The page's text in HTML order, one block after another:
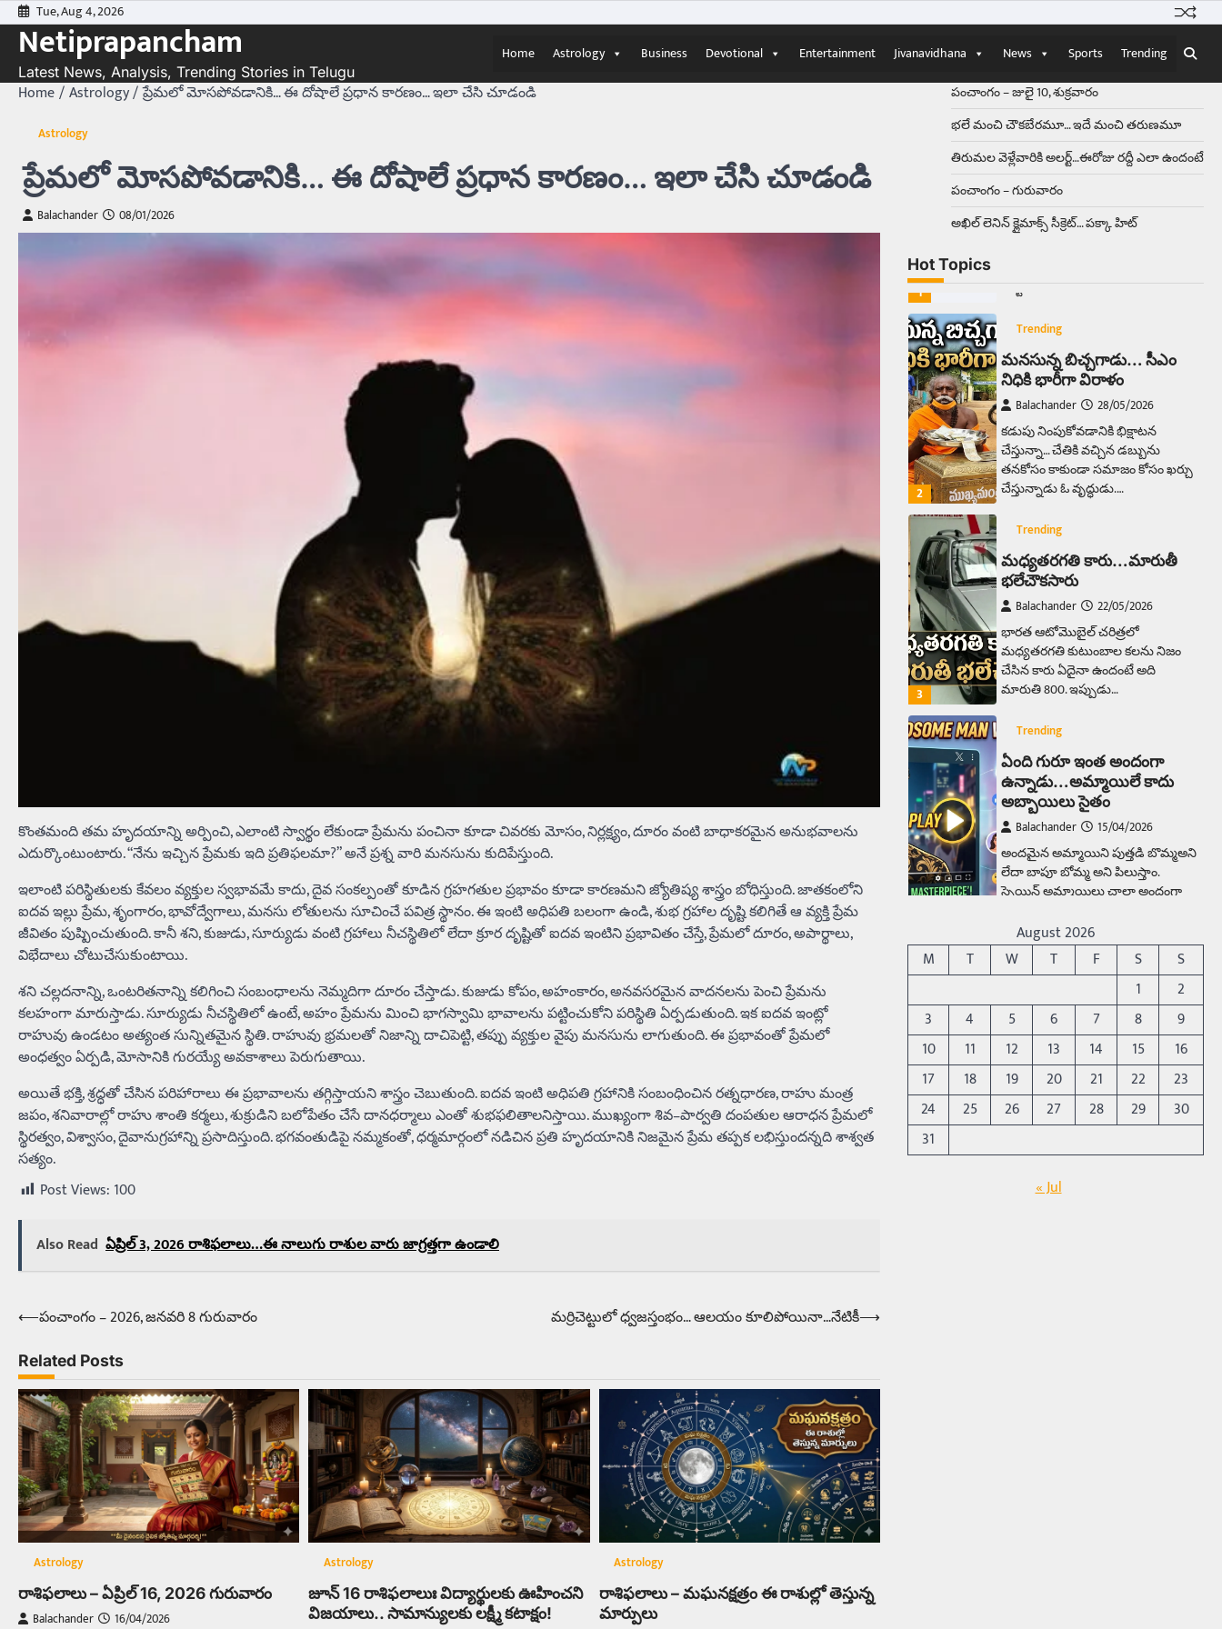
Skip
to
content
Tue, Aug 4, 2026
Netiprapancham
Latest News, Analysis, Trending Stories in Telugu
Home Astrology Business Devotional Entertainment Jivanavidhana News Sports Trending
Home Astrology ప్రేమలో మోసపోవడానికి… ఈ దోషాలే ప్రధాన కారణం… ఇలా చేసి చూడండి
Astrology
ప్రేమలో మోసపోవడానికి… ఈ దోషాలే ప్రధాన కారణం… ఇలా చేసి చూడండి
Balachander 08/01/2026
కొంతమంది తమ హృదయాన్ని అర్పించి, ఎలాంటి స్వార్థం లేకుండా ప్రేమను పంచినా కూడా చివరకు మోసం, నిర్లక్ష్యం, దూరం వంటి బాధాకరమైన అనుభవాలను
ఎదుర్కొంటుంటారు. “నేను ఇచ్చిన ప్రేమకు ఇది ప్రతిఫలమా?” అనే ప్రశ్న వారి మనసును కుదిపేస్తుంది.
ఇలాంటి పరిస్థితులకు కేవలం వ్యక్తుల స్వభావమే కాదు, దైవ సంకల్పంతో కూడిన గ్రహగతుల ప్రభావం కూడా కారణమని జ్యోతిష్య శాస్త్రం బోధిస్తుంది. జాతకంలోని
ఐదవ ఇల్లు ప్రేమ, శృంగారం, భావోద్వేగాలు, మనసు లోతులను సూచించే పవిత్ర స్థానం. ఈ ఇంటి అధిపతి బలంగా ఉండి, శుభ గ్రహాల దృష్టి కలిగితే ఆ వ్యక్తి ప్రేమ
జీవితం పుష్పించుతుంది. కానీ శని, కుజుడు, సూర్యుడు వంటి గ్రహాలు నీచస్థితిలో లేదా క్రూర దృష్టితో ఐదవ ఇంటిని ప్రభావితం చేస్తే, ప్రేమలో దూరం, అపార్థాలు,
విభేదాలు చోటుచేసుకుంటాయి.
శని చల్లదనాన్ని, ఒంటరితనాన్ని కలిగించి సంబంధాలను నెమ్మదిగా దూరం చేస్తాడు. కుజుడు కోపం, అహంకారం, అనవసరమైన వాదనలను పెంచి ప్రేమను
కలహంగా మారుస్తాడు. సూర్యుడు నీచస్థితిలో ఉంటే, అహం ప్రేమను మించి భాగస్వామి భావాలను పట్టించుకోని పరిస్థితి ఏర్పడుతుంది. ఇక ఐదవ ఇంట్లో
రాహువు ఉండటం అత్యంత సున్నితమైన స్థితి. రాహువు భ్రమలతో నిజాన్ని దాచిపెట్టి, తప్పు వ్యక్తుల వైపు మనసును లాగుతుంది. ఈ ప్రభావంతో ప్రేమలో
అంధత్వం ఏర్పడి, మోసానికి గురయ్యే అవకాశాలు పెరుగుతాయి.
అయితే భక్తి, శ్రద్ధతో చేసిన పరిహారాలు ఈ ప్రభావాలను తగ్గిస్తాయని శాస్త్రం చెబుతుంది. ఐదవ ఇంటి అధిపతి గ్రహానికి సంబంధించిన రత్నధారణ, రాహు మంత్ర
జపం, శనివారాల్లో రాహు శాంతి కర్మలు, శుక్రుడిని బలోపేతం చేసే దానధర్మాలు ఎంతో శుభఫలితాలనిస్తాయి. ముఖ్యంగా శివ–పార్వతి దంపతుల ఆరాధన ప్రేమలో
స్థిరత్వం, విశ్వాసం, దైవానుగ్రహాన్ని ప్రసాదిస్తుంది. భగవంతుడిపై నమ్మకంతో, ధర్మమార్గంలో నడిచిన ప్రతి హృదయానికి నిజమైన ప్రేమ తప్పక లభిస్తుందన్నది శాశ్వత
సత్యం.
Post Views: 100
Also Read ఏప్రిల్‌ 3, 2026 రాశిఫలాలు…ఈ నాలుగు రాశుల వారు జాగ్రత్తగా ఉండాలి
Post
navigation
⟵పంచాంగం – 2026, జనవరి 8 గురువారం మర్రిచెట్టులో ధ్వజస్తంభం… ఆలయం కూలిపోయినా…నేటికీ⟶
Related Posts
Astrology
రాశిఫలాలు – ఏప్రిల్‌ 16, 2026 గురువారం
Balachander
16/04/2026
Astrology
జూన్‌ 16 రాశిఫలాలుః విద్యార్థులకు ఊహించని
విజయాలు.. సామాన్యులకు లక్ష్మీ కటాక్షం!
Astrology
రాశిఫలాలు – మఘనక్షత్రం ఈ రాశుల్లో తెస్తున్న
మార్పులు
పంచాంగం – జులై 10, శుక్రవారం
భలే మంచి చౌకబేరమూ… ఇదే మంచి తరుణమూ
తిరుమల వెళ్లేవారికి అలర్ట్‌…ఈరోజు రద్దీ ఎలా ఉందంటే
పంచాంగం – గురువారం
అఖిల్‌ లెనిన్ క్లైమాక్స్‌ సీక్రెట్‌… పక్కా హిట్‌
Hot Topics
5
ఉత్తర ప్రదేశ్‌లోని ఝాన్సీ జిల్లాలో ఒక
వింతైన రోడ్డు ప్రమాదం చోటుచేసుకుంది.
ఝాన్సీ–కాన్పూర్ జాతీయ రహదారిపై
వేల సంఖ్యలో బీరు…
1
Trending
అక్కడ ఆదివారం బట్టలు
ఉతికితే…జైలుకే
Balachander
ఆదివారం వచ్చిందంటే చాలు
‘బట్టలు ఉతకడం’. వారం…
2
Trending
మనసున్న బిచ్చగాడు… సీఎం
నిధికి భారీగా విరాళం
Balachander
28/05/2026
కడుపు నింపుకోవడానికి భిక్షాటన
చేస్తున్నా… చేతికి వచ్చిన డబ్బును
తనకోసం కాకుండా సమాజం కోసం ఖర్చు
చేస్తున్నాడు ఓ వృద్ధుడు.…
3
Trending
మధ్యతరగతి కారు…మారుతీ
భలేచౌకసారు
Balachander
22/05/2026
భారత ఆటోమొబైల్ చరిత్రలో
మధ్యతరగతి కుటుంబాల కలను నిజం
చేసిన కారు ఏదైనా ఉందంటే అది
మారుతి 800. ఇప్పుడు…
Trending
ఏంది గురూ ఇంత అందంగా
ఉన్నాడు…అమ్మాయిలే కాదు
అబ్బాయిలు సైతం
Balachander
15/04/2026
అందమైన అమ్మాయిని పుత్తడి బొమ్మఅని
లేదా బాపూ బోమ్మ అని పిలుస్తాం.
స్పెయిన్‌ అమ్మాయిలు చాలా అందంగా
5
Trending
రోడ్డుపై ఏరులై పారిన బీర్లు…
ఘాటుతో మండుతున్న నోర్లు
Balachander
15/04/2026
ఉత్తర ప్రదేశ్‌లోని ఝాన్సీ జిల్లాలో ఒక
వింతైన రోడ్డు ప్రమాదం చోటుచేసుకుంది.
ఝాన్సీ–కాన్పూర్ జాతీయ రహదారిపై
వేల సంఖ్యలో బీరు…
అక్కడ ఆదివారం బట్టలు
ఉతికితే…జైలుకే
August 2026
M
T W T F S
S
1
2
3
4 5 6 7 8
9
10
11 12 13 14 15
16
17
18 19 20 21 22
23
24
25 26 27 28 29
30
31
« Jul